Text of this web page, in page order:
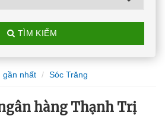
TÌM KIẾM
gần nhất Sóc Trăng
hàng Thạnh Trị